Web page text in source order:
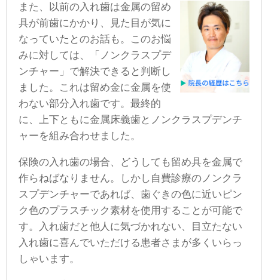
また、以前の入れ歯は金属の留め
具が前歯にかかり、見た目が気に
なっていたとのお話も。このお悩
みに対しては、「ノンクラスプデ
ンチャー」で解決できると判断し
ました。これは留め金に金属を使
わない部分入れ歯です。最終的
に、上下ともに金属床義歯とノンクラスプデンチ
ャーを組み合わせました。
保険の入れ歯の場合、どうしても留め具を金属で
作らねばなりません。しかし自費診療のノンクラ
スプデンチャーであれば、歯ぐきの色に近いピン
ク色のプラスチック素材を使用することが可能で
す。入れ歯だと他人に気づかれない、目立たない
入れ歯に喜んでいただける患者さまが多くいらっ
しゃいます。